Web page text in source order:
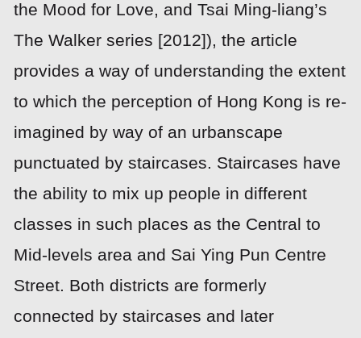
the Mood for Love, and Tsai Ming-liang’s
The Walker series [2012]), the article
provides a way of understanding the extent
to which the perception of Hong Kong is re-
imagined by way of an urbanscape
punctuated by staircases. Staircases have
the ability to mix up people in different
classes in such places as the Central to
Mid-levels area and Sai Ying Pun Centre
Street. Both districts are formerly
connected by staircases and later